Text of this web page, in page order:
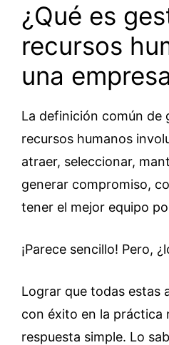
¿Qué es
recursos
una
La definición común de
recursos humanos
atraer, seleccionar,
generar compromiso,
tener el mejor equipo
¡Parece sencillo! Pero,
Lograr que todas estas
con éxito en la práctica
respuesta simple. Lo